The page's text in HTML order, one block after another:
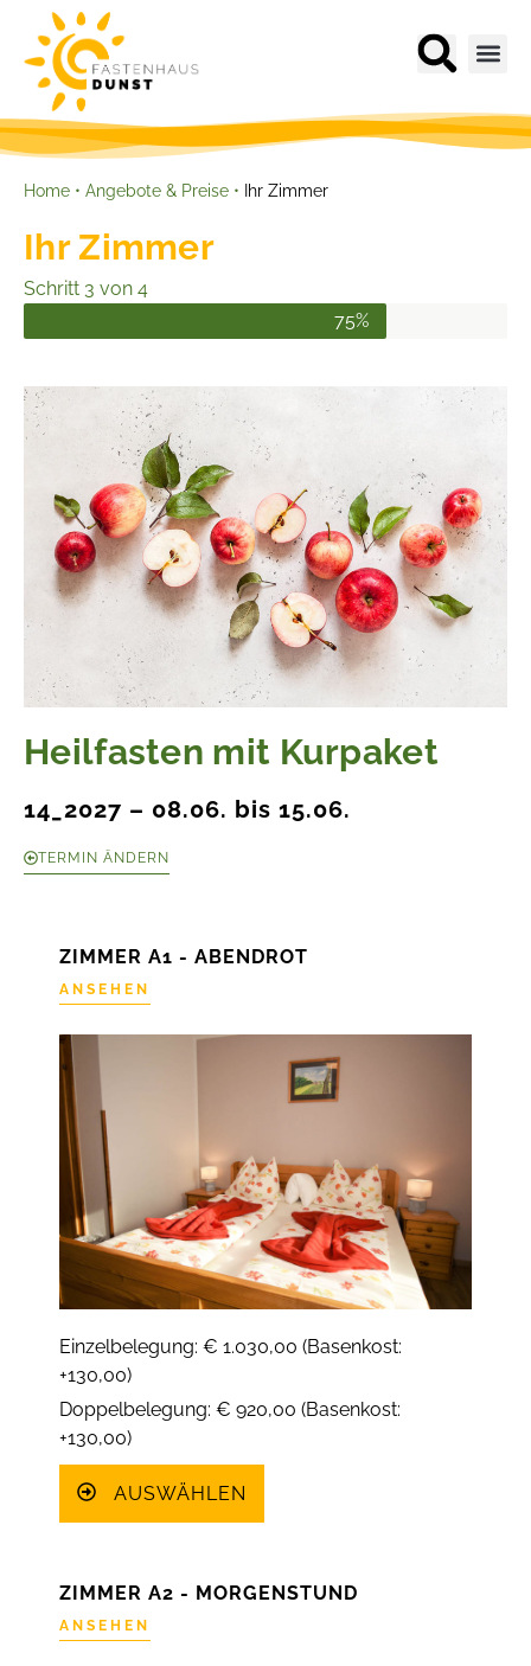
Home • Angebote & Preise • Ihr Zimmer
Ihr Zimmer
Schritt 3 von 4
75%
Heilfasten mit Kurpaket
14_2027 – 08.06. bis 15.06.
TERMIN ÄNDERN
ZIMMER A1 - ABENDROT
ANSEHEN
Einzelbelegung: € 1.030,00 (Basenkost:
+130,00)
Doppelbelegung: € 920,00 (Basenkost:
+130,00)
AUSWÄHLEN
ZIMMER A2 - MORGENSTUND
ANSEHEN